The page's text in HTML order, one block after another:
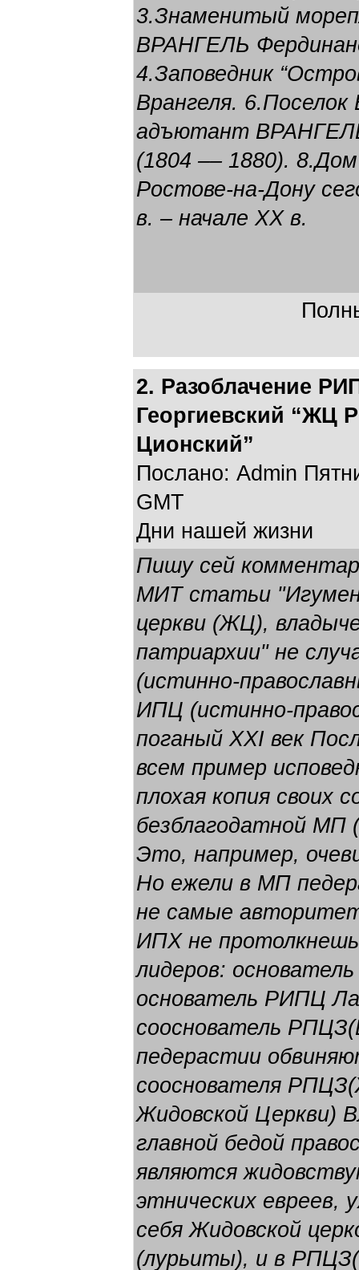
3.Знаменитый
ВРАНГЕЛЬ
4.Заповедник
Врангеля. 6.Поселок
адъютант
(1804 –– 1880).
Ростове-на-Дону
в. – начале XX в.
2. Разоблачение
Георгиевский “ЖЦ
Ционский”
Послано: Admin
GMT
Дни нашей жизни
Пишу сей
МИТ статьи
церкви (ЖЦ),
патриархии"не
(истинно-
ИПЦ (истинно-
поганый XXI век
всем пример
плохая копия своих
безблагодатной МП
Это, например,
Но ежели в МП
не самые
ИПХ не
лидеров:
основатель РИПЦ
сооснователь
педерастии
сооснователя
Жидовской Церкви)
главной бедой
являются
этнических евреев,
себя Жидовской
(лурьиты), и в